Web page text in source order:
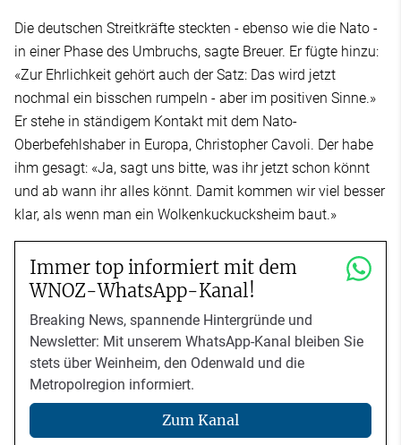
Die deutschen Streitkräfte steckten - ebenso wie die Nato -
in einer Phase des Umbruchs, sagte Breuer. Er fügte hinzu:
«Zur Ehrlichkeit gehört auch der Satz: Das wird jetzt
nochmal ein bisschen rumpeln - aber im positiven Sinne.»
Er stehe in ständigem Kontakt mit dem Nato-
Oberbefehlshaber in Europa, Christopher Cavoli. Der habe
ihm gesagt: «Ja, sagt uns bitte, was ihr jetzt schon könnt
und ab wann ihr alles könnt. Damit kommen wir viel besser
klar, als wenn man ein Wolkenkuckucksheim baut.»
Immer top informiert mit dem
WNOZ-WhatsApp-Kanal!
Breaking News, spannende Hintergründe und
Newsletter: Mit unserem WhatsApp-Kanal bleiben Sie
stets über Weinheim, den Odenwald und die
Metropolregion informiert.
Zum Kanal